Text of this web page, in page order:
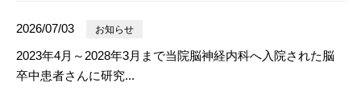
2026/07/03 お知らせ
2023年4月～2028年3月まで当院脳神経内科へ入院された脳
卒中患者さんに研究...